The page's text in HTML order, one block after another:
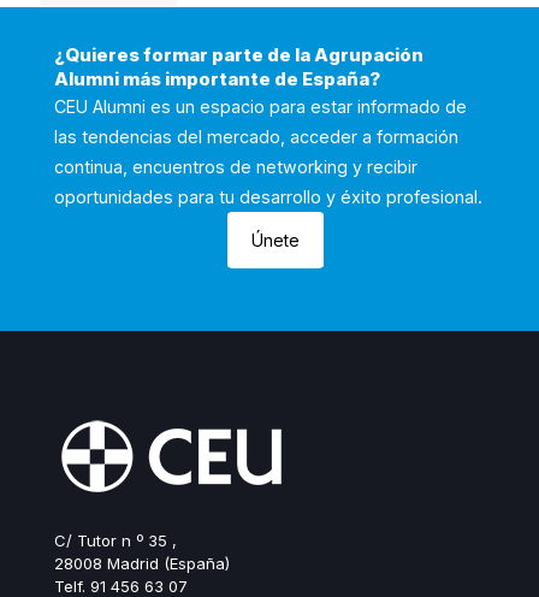
¿Quieres formar parte de la Agrupación
Alumni más importante de España?
CEU Alumni es un espacio para estar informado de
las tendencias del mercado, acceder a formación
continua, encuentros de networking y recibir
oportunidades para tu desarrollo y éxito profesional.
Únete
C/ Tutor n º 35 ,
28008 Madrid (España)
Telf. 91 456 63 07